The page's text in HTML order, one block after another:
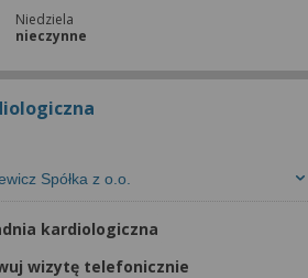
Niedziela
nieczynne
Spółka z o.o.
kardiologiczna
wizytę telefonicznie